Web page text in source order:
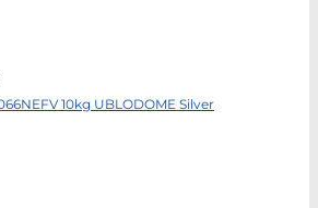
10kg UBLODOME Silver